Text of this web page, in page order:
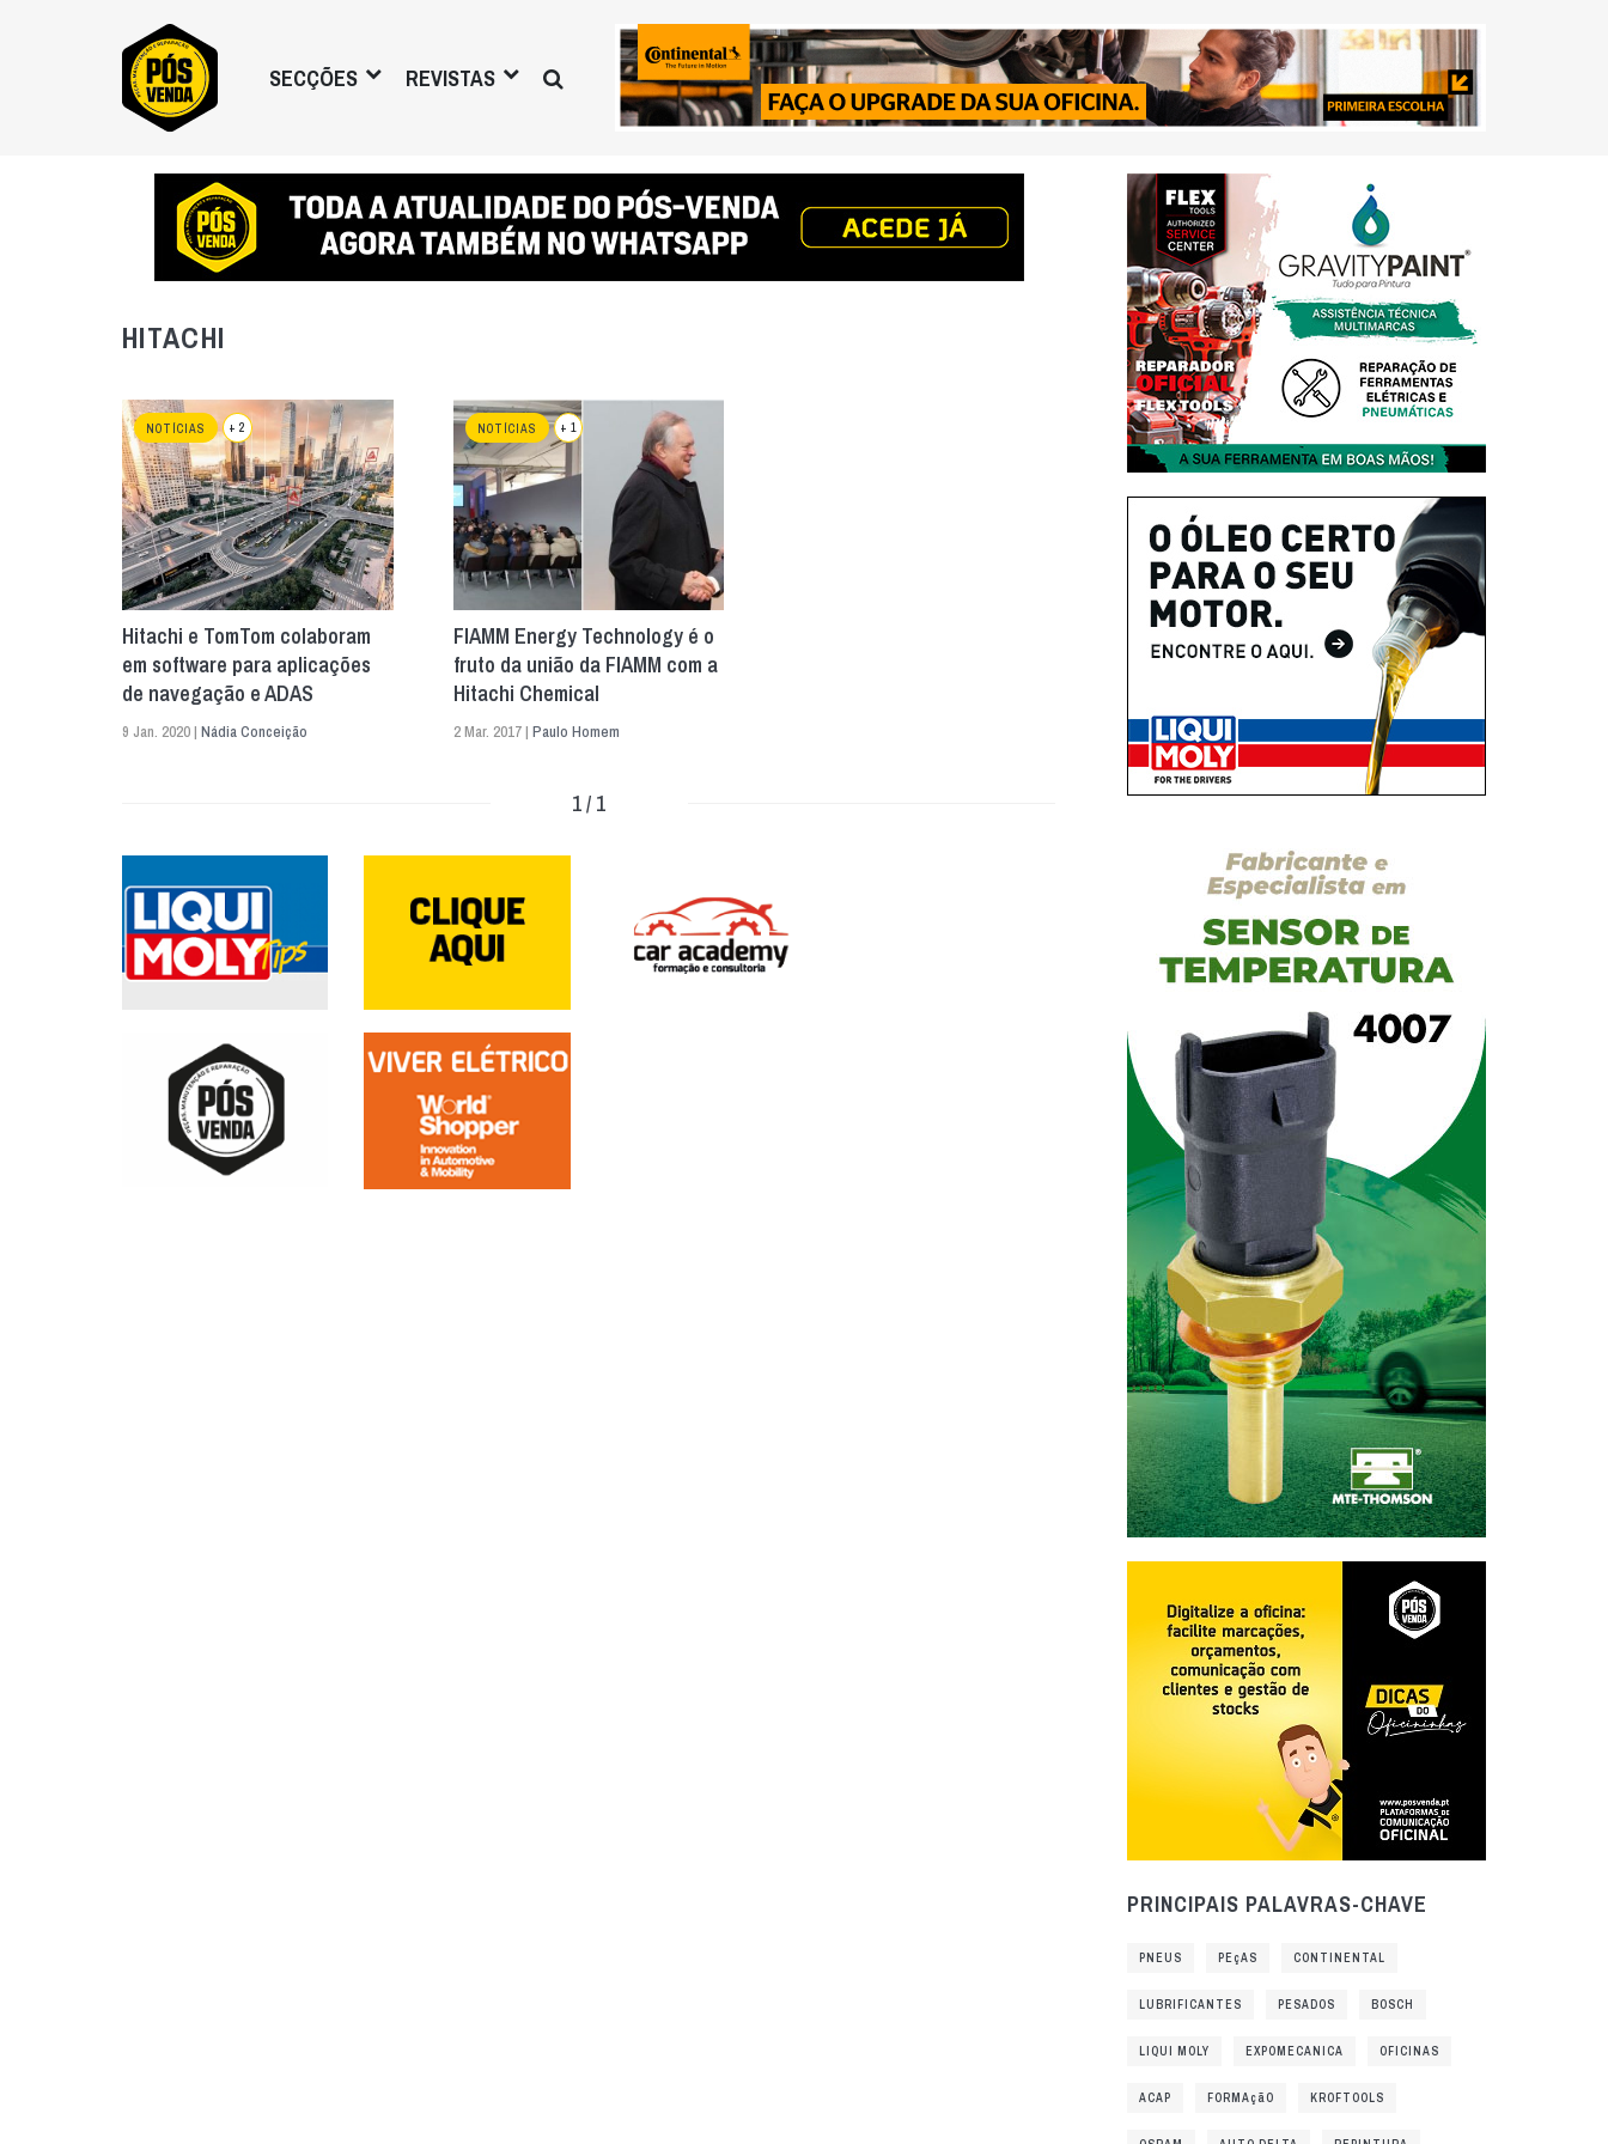
SECÇÕES REVISTAS
HITACHI
NOTÍCIAS + 2
Hitachi e TomTom colaboram
em software para aplicações
de navegação e ADAS
9 Jan. 2020 | Nádia Conceição
NOTÍCIAS + 1
FIAMM Energy Technology é o
fruto da união da FIAMM com a
Hitachi Chemical
2 Mar. 2017 | Paulo Homem
1 / 1
PRINCIPAIS PALAVRAS-CHAVE
PNEUS PEçAS CONTINENTAL
LUBRIFICANTES PESADOS BOSCH
LIQUI MOLY EXPOMECANICA OFICINAS
ACAP FORMAçãO KROFTOOLS